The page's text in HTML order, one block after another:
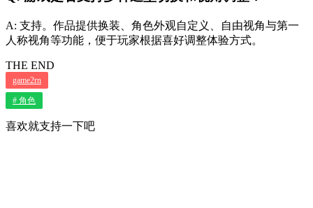
A: 支持。作品提供换装、角色外观自定义、自由视角与第一
人称视角等功能，便于玩家根据喜好调整体验方式。
THE END
game2rn
# 角色
喜欢就支持一下吧